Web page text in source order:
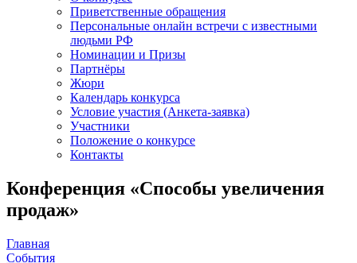
Приветственные обращения
Персональные онлайн встречи с известными
людьми РФ
Номинации и Призы
Партнёры
Жюри
Календарь конкурса
Условие участия (Анкета-заявка)
Участники
Положение о конкурсе
Контакты
Конференция «Способы увеличения
продаж»
Главная
События